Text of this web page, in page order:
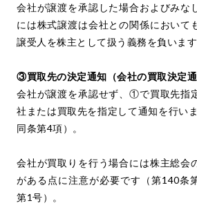
会社が譲渡を承認した場合およびみな
には株式譲渡は会社との関係において
譲受人を株主として扱う義務を負います
③買取先の決定通知（会社の買取決定通
会社が譲渡を承認せず、①で買取先指
社または買取先を指定して通知を行い
同条第4項）。
会社が買取りを行う場合には株主総会
がある点に注意が必要です（第140条
第1号）。